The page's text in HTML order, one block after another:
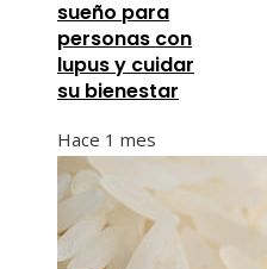
sueño para
personas con
lupus y cuidar
su bienestar
Hace 1 mes